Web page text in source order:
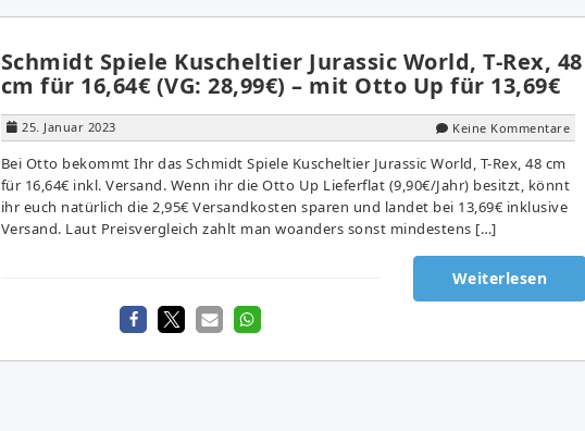
Schmidt Spiele Kuscheltier Jurassic World, T-Rex, 48
cm für 16,64€ (VG: 28,99€) – mit Otto Up für 13,69€
25. Januar 2023 Keine Kommentare
Bei Otto bekommt Ihr das Schmidt Spiele Kuscheltier Jurassic World, T-Rex, 48 cm
für 16,64€ inkl. Versand. Wenn ihr die Otto Up Lieferflat (9,90€/Jahr) besitzt, könnt
ihr euch natürlich die 2,95€ Versandkosten sparen und landet bei 13,69€ inklusive
Versand. Laut Preisvergleich zahlt man woanders sonst mindestens […]
Weiterlesen